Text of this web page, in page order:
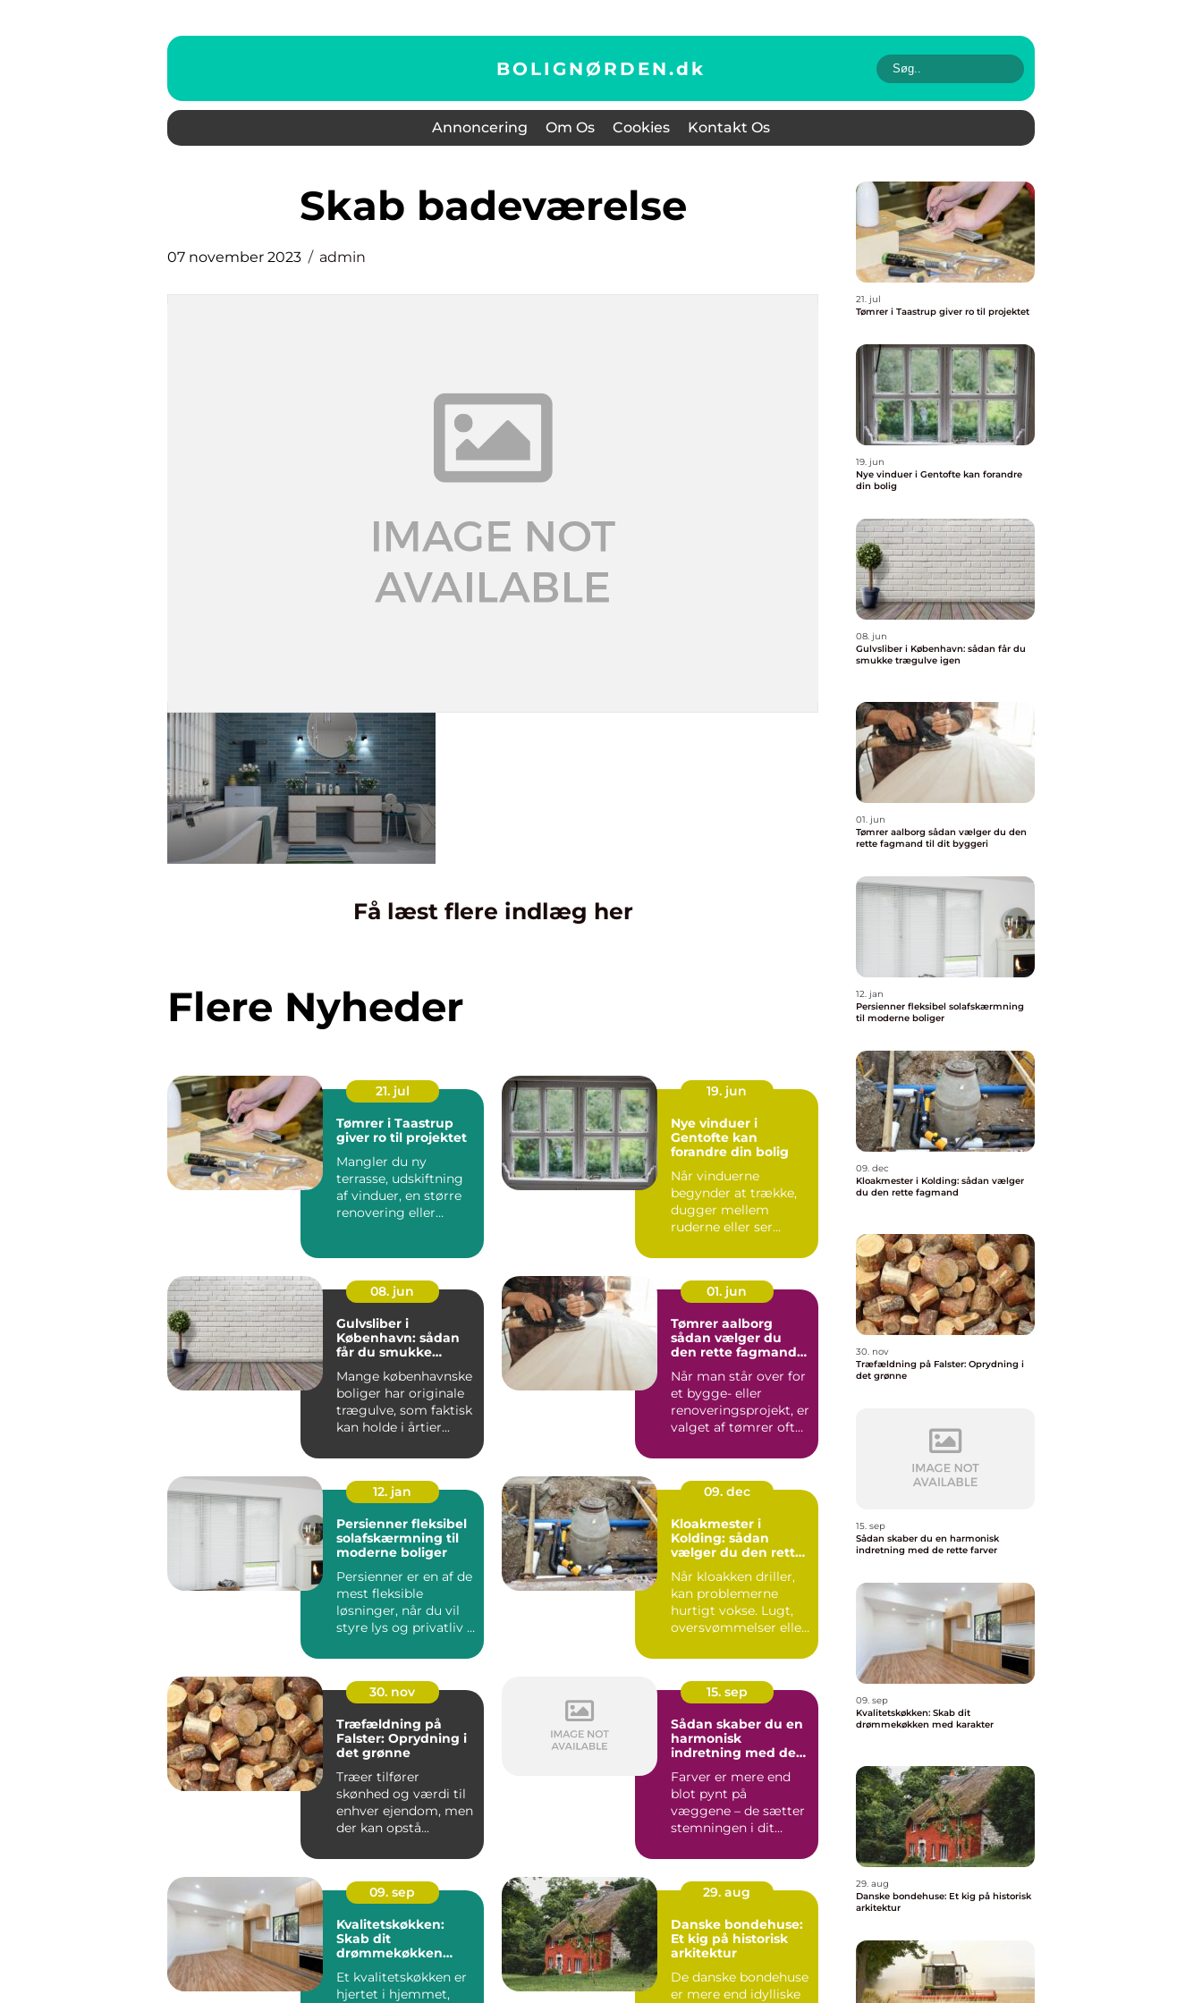
BOLIGNØRDEN.dk
Annoncering Om Os Cookies Kontakt Os
skab badeværelse
07 november 2023 admin
Få læst flere indlæg her
Flere Nyheder
21. jul
Tømrer i Taastrup
giver ro til projektet
Mangler du ny
terrasse, udskiftning
af vinduer, en større
renovering eller
19. jun
Nye vinduer i
Gentofte kan
forandre din bolig
Når vinduerne
begynder at trække,
dugger mellem
ruderne eller ser
08. jun
Gulvsliber i
København: sådan
får du smukke
Mange københavnske
boliger har originale
trægulve, som faktisk
kan holde i årtier...
01. jun
Tømrer aalborg
sådan vælger du
den rette fagmand
Når man står over for
et bygge- eller
renoveringsprojekt, er
valget af tømrer ofte
12. jan
Persienner fleksibel
solafskærmning til
moderne boliger
Persienner er en af de
mest fleksible
løsninger, når du vil
styre lys og privatliv i
09. dec
Kloakmester i
Kolding: sådan
vælger du den rette
Når kloakken driller,
kan problemerne
hurtigt vokse. Lugt,
oversvømmelser eller
30. nov
Træfældning på
Falster: Oprydning i
det grønne
Træer tilfører
skønhed og værdi til
enhver ejendom, men
der kan opstå...
15. sep
Sådan skaber du en
harmonisk
indretning med de
Farver er mere end
blot pynt på
væggene – de sætter
stemningen i dit
09. sep
Kvalitetskøkken:
Skab dit
drømmekøkken
Et kvalitetskøkken er
hjertet i hjemmet,
29. aug
Danske bondehuse:
Et kig på historisk
arkitektur
De danske bondehuse
er mere end idylliske
21. jul
Tømrer i Taastrup giver ro til projektet
19. jun
Nye vinduer i Gentofte kan forandre
din bolig
08. jun
Gulvsliber i København: sådan får du
smukke trægulve igen
01. jun
Tømrer aalborg sådan vælger du den
rette fagmand til dit byggeri
12. jan
Persienner fleksibel solafskærmning
til moderne boliger
09. dec
Kloakmester i Kolding: sådan vælger
du den rette fagmand
30. nov
Træfældning på Falster: Oprydning i
det grønne
15. sep
Sådan skaber du en harmonisk
indretning med de rette farver
09. sep
Kvalitetskøkken: Skab dit
drømmekøkken med karakter
29. aug
Danske bondehuse: Et kig på historisk
arkitektur